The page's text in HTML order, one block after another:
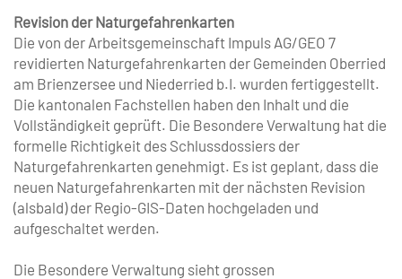
Revision der Naturgefahrenkarten
Die von der Arbeitsgemeinschaft Impuls AG/GEO 7
revidierten Naturgefahrenkarten der Gemeinden Oberried
am Brienzersee und Niederried b.I. wurden fertiggestellt.
Die kantonalen Fachstellen haben den Inhalt und die
Vollständigkeit geprüft. Die Besondere Verwaltung hat die
formelle Richtigkeit des Schlussdossiers der
Naturgefahrenkarten genehmigt. Es ist geplant, dass die
neuen Naturgefahrenkarten mit der nächsten Revision
(alsbald) der Regio-GIS-Daten hochgeladen und
aufgeschaltet werden.
Die Besondere Verwaltung sieht grossen